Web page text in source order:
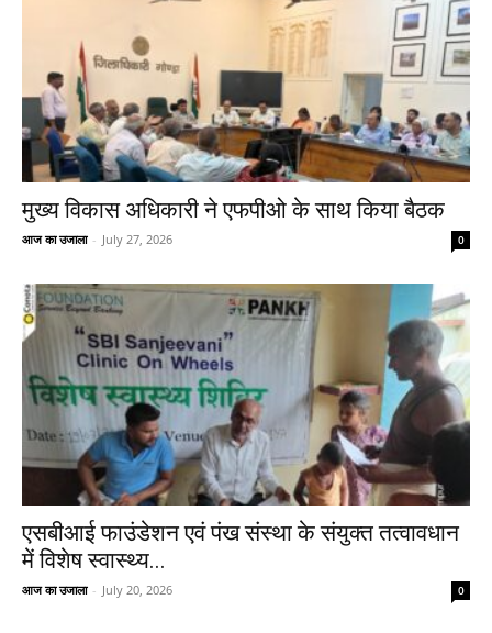
मुख्य विकास अधिकारी ने एफपीओ के साथ किया बैठक
आज का उजाला - July 27, 2026 0
एसबीआई फाउंडेशन एवं पंख संस्था के संयुक्त तत्वावधान
में विशेष स्वास्थ्य...
आज का उजाला - July 20, 2026 0